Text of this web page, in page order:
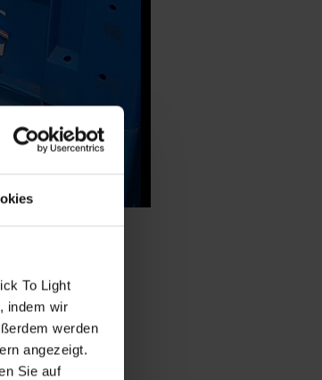
To Light
indem wir
werden
angezeigt.
Sie auf